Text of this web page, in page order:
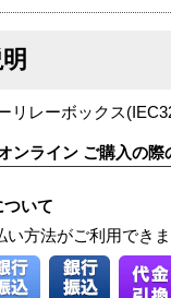
リレーボックス
ンライン ご購入の際
ついて
い方法がご利用できま